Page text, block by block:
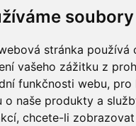
stránka používá
vašeho zážitku z
funkčnosti webu, pro
o naše produkty a
, chcete-li
informaci?
Martina